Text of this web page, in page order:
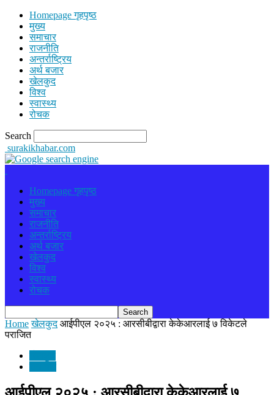
Homepage गृहपृष्ठ
मुख्य
समाचार
राजनीति
अन्तर्राष्ट्रिय
अर्थ बजार
खेलकुद
विश्व
स्वास्थ्य
रोचक
Search
surakikhabar.com
Homepage गृहपृष्ठ
मुख्य
समाचार
राजनीति
अन्तर्राष्ट्रिय
अर्थ बजार
खेलकुद
विश्व
स्वास्थ्य
रोचक
Home खेलकुद आईपीएल २०२५ : आरसीबीद्वारा केकेआरलाई ७ विकेटले
पराजित